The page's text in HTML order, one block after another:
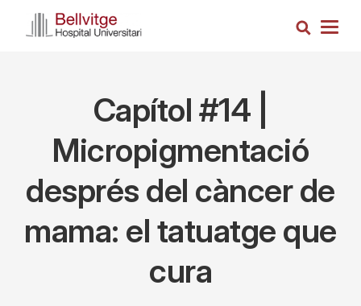
Search
Capítol #14 |
Micropigmentació
després del càncer de
mama: el tatuatge que
cura